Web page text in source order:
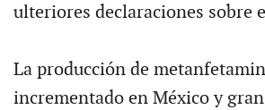
ulteriores declaraciones sobre
La producción de
incrementado en México y